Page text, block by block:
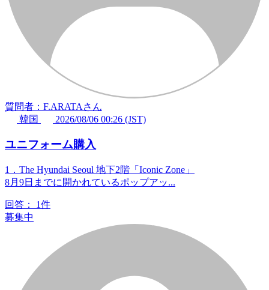
質問者：F.ARATAさん
韓国
2026/08/06 00:26 (JST)
ユニフォーム購入
1．The Hyundai Seoul 地下2階「Iconic Zone」
8月9日までに開かれているポップアッ...
回答：
1件
募集中